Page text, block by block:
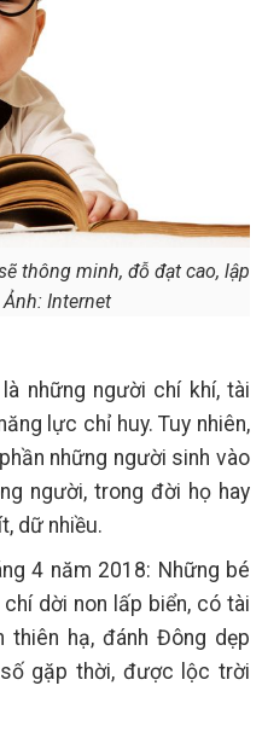
thông minh, đỗ đạt cao, lập
Internet
những người chí khí, tài
lực chỉ huy. Tuy nhiên,
những người sinh vào
người, trong đời họ hay
dữ nhiều.
4 năm 2018: Những bé
dời non lấp biển, có tài
hạ, đánh Đông dẹp
gặp thời, được lộc trời